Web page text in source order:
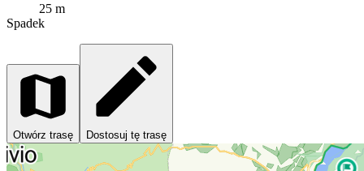
25 m
Spadek
Otwórz trasę Dostosuj tę trasę